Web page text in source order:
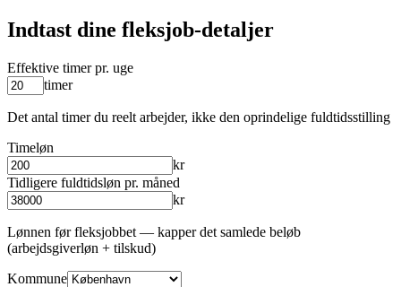
Indtast dine fleksjob-detaljer
Effektive timer pr. uge
timer
Det antal timer du reelt arbejder, ikke den oprindelige fuldtidsstilling
Timeløn
kr
Tidligere fuldtidsløn pr. måned
kr
Lønnen før fleksjobbet — kapper det samlede beløb
(arbejdsgiverløn + tilskud)
Kommune